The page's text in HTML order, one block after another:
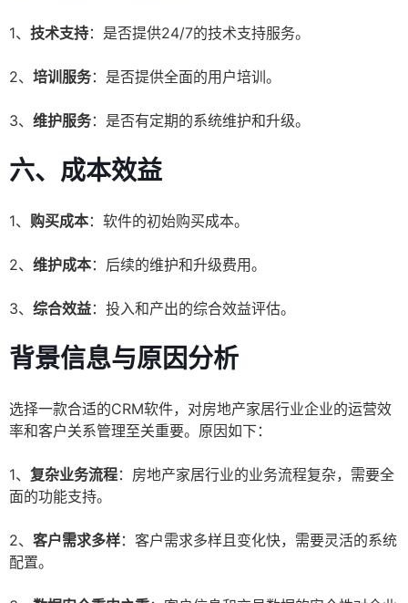
1、 技术支持：是否提供24/7的技术支持服务。
2、 培训服务：是否提供全面的用户培训。
3、 维护服务：是否有定期的系统维护和升级。
六、成本效益
1、 购买成本：软件的初始购买成本。
2、 维护成本：后续的维护和升级费用。
3、 综合效益：投入和产出的综合效益评估。
背景信息与原因分析
选择一款合适的CRM软件，对房地产家居行业企业的运营效
率和客户关系管理至关重要。原因如下：
1、 复杂业务流程：房地产家居行业的业务流程复杂，需要全
面的功能支持。
2、 客户需求多样：客户需求多样且变化快，需要灵活的系统
配置。